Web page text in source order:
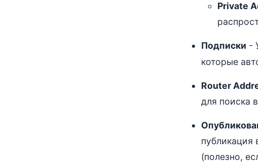
Private
Подписки -
которые
Router
для поиска
публикация
(полезно,